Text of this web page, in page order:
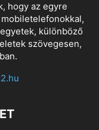
hogy az egyre
különböző
szövegesen,